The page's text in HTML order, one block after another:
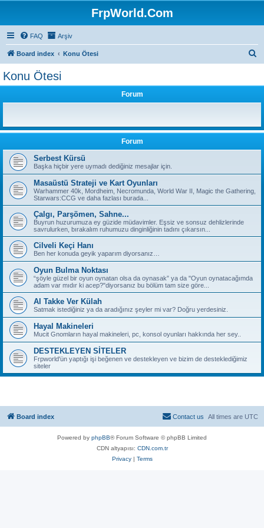
FrpWorld.Com
FAQ Arşiv
Board index Konu Ötesi
Konu Ötesi
Forum
Forum
Serbest Kürsü
Başka hiçbir yere uymadı dediğiniz mesajlar için.
Masaüstü Strateji ve Kart Oyunları
Warhammer 40k, Mordheim, Necromunda, World War II, Magic the Gathering,
Starwars:CCG ve daha fazlası burada...
Çalgı, Parşömen, Sahne...
Buyrun huzurumuza ey güzide müdavimler. Eşsiz ve sonsuz dehlizlerinde
savrulurken, bırakalım ruhumuzu dinginliğinin tadını çıkarsın...
Cilveli Keçi Hanı
Ben her konuda geyik yaparım diyorsanız…
Oyun Bulma Noktası
“şöyle güzel bir oyun oynatan olsa da oynasak” ya da "Oyun oynatacağımda
adam var mıdır ki acep?"diyorsanız bu bölüm tam size göre...
Al Takke Ver Külah
Satmak istediğiniz ya da aradığınız şeyler mi var? Doğru yerdesiniz.
Hayal Makineleri
Mucit Gnomların hayal makineleri, pc, konsol oyunları hakkında her sey..
DESTEKLEYEN SİTELER
Frpworld'ün yaptığı işi beğenen ve destekleyen ve bizim de desteklediğimiz
siteler
Board index All times are UTC
Contact us
Powered by phpBB® Forum Software © phpBB Limited
CDN altyapısı: CDN.com.tr
Privacy| Terms